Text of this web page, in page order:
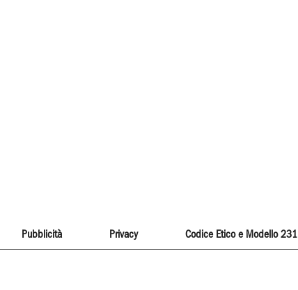
Pubblicità Privacy Codice Etico e Modello 231